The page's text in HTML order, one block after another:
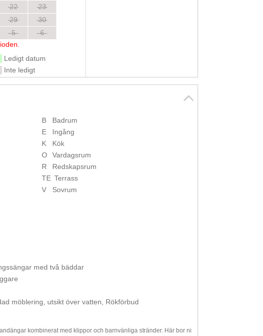
22
23
29
30
5
6
Ledigt datum
Inte ledigt
B
Badrum
E
Ingång
K
Kök
O
Vardagsrum
R
Redskapsrum
TE Terrass
V
Sovrum
med två bäddar
möblering, utsikt över vatten, Rökförbud
kombinerat med klippor och barnvänliga stränder. Här bor ni